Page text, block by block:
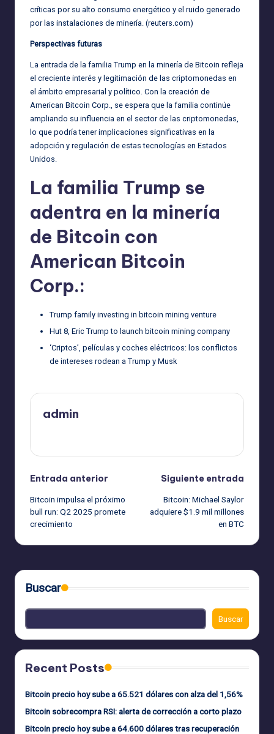
críticas por su alto consumo energético y el ruido generado
por las instalaciones de minería. (reuters.com)
Perspectivas futuras
La entrada de la familia Trump en la minería de Bitcoin refleja
el creciente interés y legitimación de las criptomonedas en
el ámbito empresarial y político. Con la creación de
American Bitcoin Corp., se espera que la familia continúe
ampliando su influencia en el sector de las criptomonedas,
lo que podría tener implicaciones significativas en la
adopción y regulación de estas tecnologías en Estados
Unidos.
La familia Trump se
adentra en la minería
de Bitcoin con
American Bitcoin
Corp.:
Trump family investing in bitcoin mining venture
Hut 8, Eric Trump to launch bitcoin mining company
‘Criptos’, películas y coches eléctricos: los conflictos
de intereses rodean a Trump y Musk
admin
Navegación
de
entradas
Entrada anterior
Bitcoin impulsa el próximo
bull run: Q2 2025 promete
crecimiento
Siguiente entrada
Bitcoin: Michael Saylor
adquiere $1.9 mil millones
en BTC
Buscar
Buscar
Recent Posts
Bitcoin precio hoy sube a 65.521 dólares con alza del 1,56%
Bitcoin sobrecompra RSI: alerta de corrección a corto plazo
Bitcoin precio hoy sube a 64.600 dólares tras recuperación